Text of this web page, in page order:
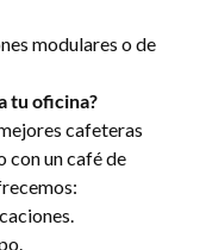
modulares o de
tu oficina?
cafeteras
con un café de